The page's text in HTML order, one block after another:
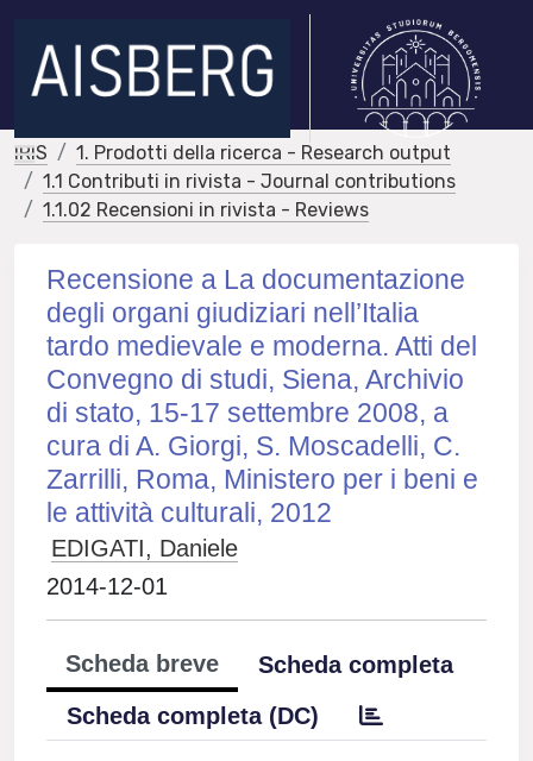
IRIS
1. Prodotti della ricerca - Research output
1.1 Contributi in rivista - Journal contributions
1.1.02 Recensioni in rivista - Reviews
Recensione a La documentazione
degli organi giudiziari nell’Italia
tardo medievale e moderna. Atti del
Convegno di studi, Siena, Archivio
di stato, 15-17 settembre 2008, a
cura di A. Giorgi, S. Moscadelli, C.
Zarrilli, Roma, Ministero per i beni e
le attività culturali, 2012
EDIGATI, Daniele
2014-12-01
Scheda breve
Scheda completa
Scheda completa (DC)